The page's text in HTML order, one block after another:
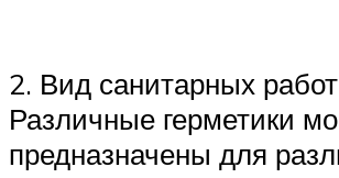
2. Вид санитарных
Различные герметики
предназначены для